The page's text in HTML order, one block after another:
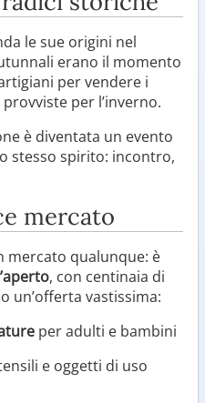
le sue origini nel
erano il momento
per vendere i
per l’inverno.
è diventata un evento
stesso spirito: incontro,
mercato
mercato qualunque: è
, con centinaia di
un’offerta vastissima:
per adulti e bambini
e oggetti di uso